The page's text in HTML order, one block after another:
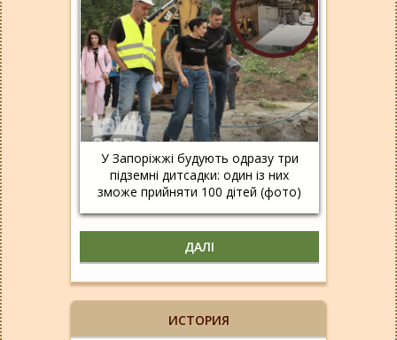
У Запоріжжі будують одразу три
підземні дитсадки: один із них
зможе прийняти 100 дітей (фото)
ДАЛІ
ИСТОРИЯ